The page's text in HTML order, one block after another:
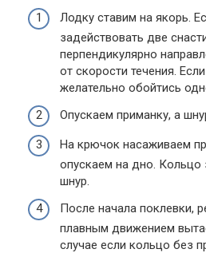
Лодку ставим на якорь.
задействовать две
перпендикулярно
от скорости течения.
желательно обойтись
Опускаем приманку, а
На крючок насаживаем
опускаем на дно. Кольцо
шнур.
После начала поклевки,
плавным движением
случае если кольцо без